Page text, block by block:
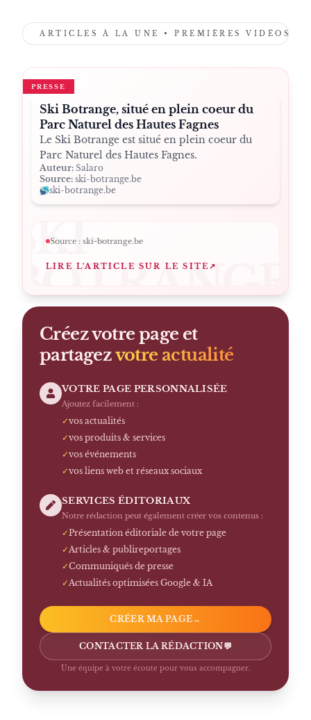
ARTICLES À LA UNE • PREMIÈRES VIDÉOS •
PRESSE
Ski Botrange, situé en plein coeur du
Parc Naturel des Hautes Fagnes
Le Ski Botrange est situé en plein coeur du
Parc Naturel des Hautes Fagnes.
Auteur: Salaro
Source: ski-botrange.be
ski-botrange.be
SKI-
BOTRANGE
Source : ski-botrange.be
LIRE L'ARTICLE SUR LE SITE ↗
Créez votre page et
partagezvotre actualité
VOTRE PAGE PERSONNALISÉE
Ajoutez facilement :
✓vos actualités
✓vos produits & services
✓vos événements
✓vos liens web et réseaux sociaux
SERVICES ÉDITORIAUX
Notre rédaction peut également créer vos contenus :
✓Présentation éditoriale de votre page
✓ Articles & publireportages
✓Communiqués de presse
✓ Actualités optimisées Google & IA
CRÉER MA PAGE→
CONTACTER LA RÉDACTION💬
Une équipe à votre écoute pour vous accompagner.